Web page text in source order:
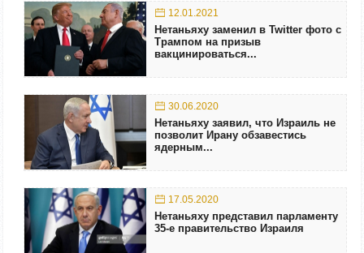
12.01.2021
Нетаньяху заменил в Twitter фото с
Трампом на призыв
вакцинироваться...
30.06.2020
Нетаньяху заявил, что Израиль не
позволит Ирану обзавестись
ядерным...
17.05.2020
Нетаньяху представил парламенту
35-е правительство Израиля